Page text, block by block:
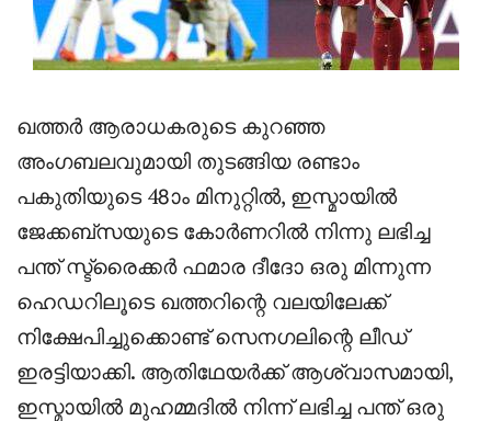
ഖത്തർ ആരാധകരുടെ കുറഞ്ഞ
അംഗബലവുമായി തുടങ്ങിയ രണ്ടാം
പകുതിയുടെ 48ാം മിനുറ്റിൽ, ഇസ്മായിൽ
ജേക്കബ്സയുടെ കോർണറിൽ നിന്നു ലഭിച്ച
പന്ത് സ്ട്രൈക്കർ ഫമാര ദീദോ ഒരു മിന്നുന്ന
ഹെഡറിലൂടെ ഖത്തറിന്റെ വലയിലേക്ക്
നിക്ഷേപിച്ചുക്കൊണ്ട് സെനഗലിന്റെ ലീഡ്
ഇരട്ടിയാക്കി. ആതിഥേയർക്ക് ആശ്വാസമായി,
ഇസ്മായിൽ മുഹമ്മദിൽ നിന്ന് ലഭിച്ച പന്ത് ഒരു